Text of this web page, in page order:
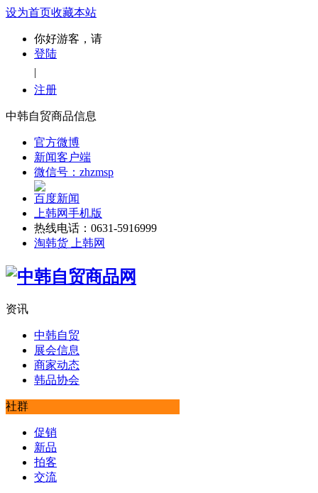
设为首页收藏本站
你好游客，请
登陆
|
注册
中韩自贸商品信息
官方微博
新闻客户端
微信号：zhzmsp
百度新闻
上韩网手机版
热线电话：0631-5916999
淘韩货 上韩网
资讯
中韩自贸
展会信息
商家动态
韩品协会
社群
促销
新品
拍客
交流